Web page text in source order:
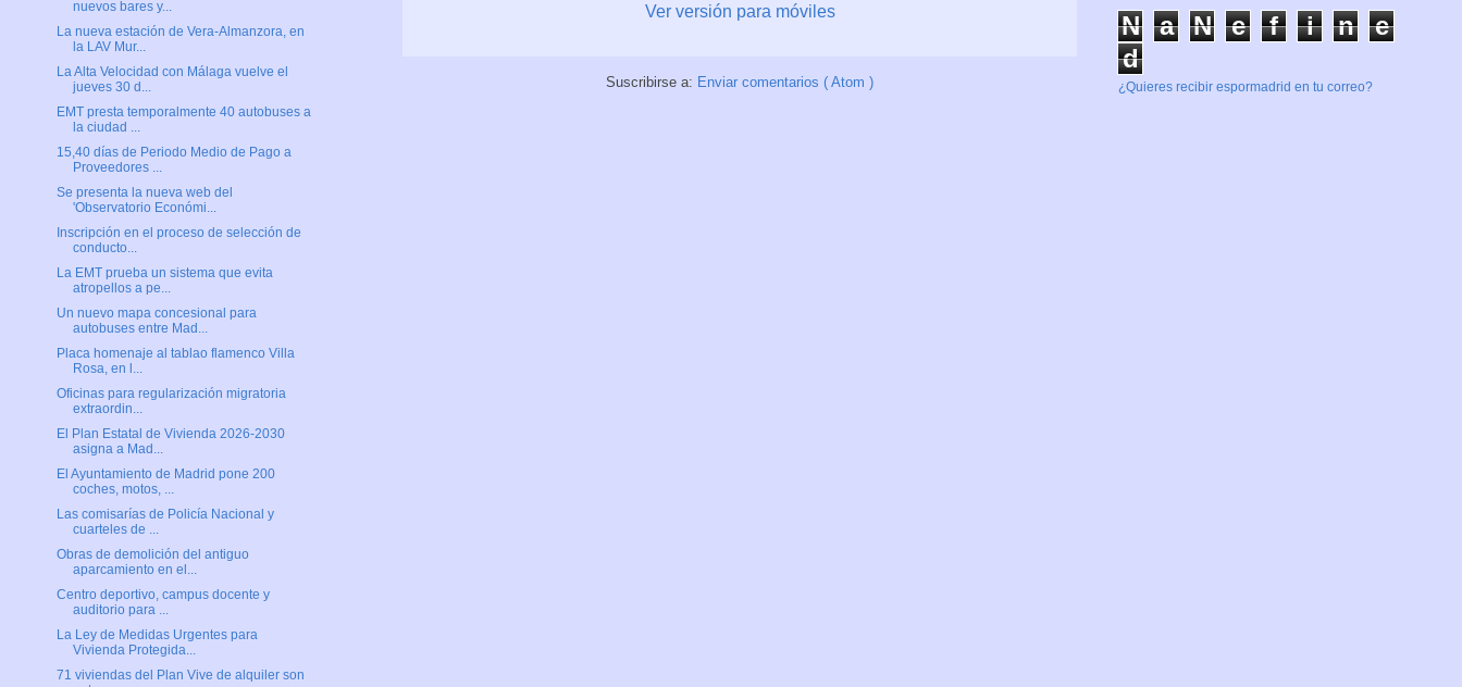
Ver versión para móviles
Suscribirse a: Enviar comentarios ( Atom )
nuevos bares y...
La nueva estación de Vera-Almanzora, en
la LAV Mur...
La Alta Velocidad con Málaga vuelve el
jueves 30 d...
EMT presta temporalmente 40 autobuses a
la ciudad ...
15,40 días de Periodo Medio de Pago a
Proveedores ...
Se presenta la nueva web del
'Observatorio Económi...
Inscripción en el proceso de selección de
conducto...
La EMT prueba un sistema que evita
atropellos a pe...
Un nuevo mapa concesional para
autobuses entre Mad...
Placa homenaje al tablao flamenco Villa
Rosa, en l...
Oficinas para regularización migratoria
extraordin...
El Plan Estatal de Vivienda 2026-2030
asigna a Mad...
El Ayuntamiento de Madrid pone 200
coches, motos, ...
Las comisarías de Policía Nacional y
cuarteles de ...
Obras de demolición del antiguo
aparcamiento en el...
Centro deportivo, campus docente y
auditorio para ...
La Ley de Medidas Urgentes para
Vivienda Protegida...
71 viviendas del Plan Vive de alquiler son
N a N e f i n
e
d
¿Quieres recibir espormadrid en tu correo?